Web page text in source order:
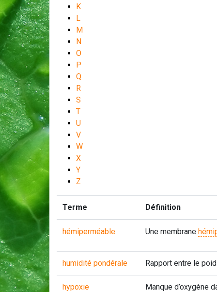
K
L
M
N
O
P
Q
R
S
T
U
V
W
X
Y
Z
Terme Définition
hémiperméable Une membrane
humidité pondérale Rapport entre le
hypoxie Manque d’oxygène